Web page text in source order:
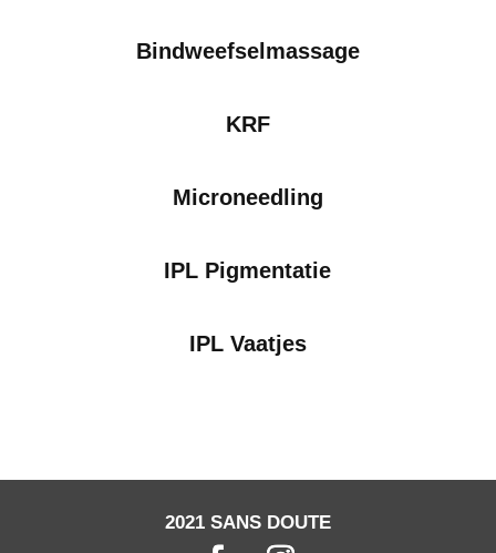
Bindweefselmassage
KRF
Microneedling
IPL Pigmentatie
IPL Vaatjes
2021 SANS DOUTE